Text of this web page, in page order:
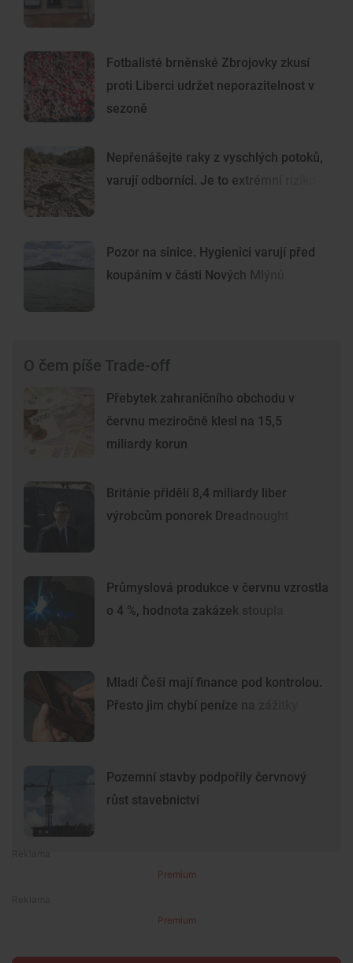
Fotbalisté brněnské Zbrojovky zkusí
proti Liberci udržet neporazitelnost v
sezoně
Nepřenášejte raky z vyschlých potoků,
varují odborníci. Je to extrémní riziko
Pozor na sinice. Hygienici varují před
koupáním v části Nových Mlýnů
O čem píše Trade-off
Přebytek zahraničního obchodu v
červnu meziročně klesl na 15,5
miliardy korun
Británie přidělí 8,4 miliardy liber
výrobcům ponorek Dreadnought
Průmyslová produkce v červnu vzrostla
o 4 %, hodnota zakázek stoupla
Mladí Češi mají finance pod kontrolou.
Přesto jim chybí peníze na zážitky
Pozemní stavby podpořily červnový
růst stavebnictví
Premium
Premium